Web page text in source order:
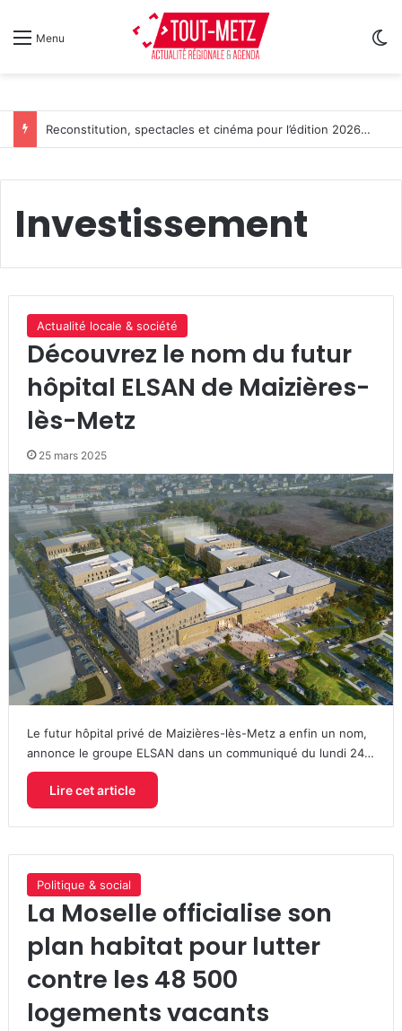
Menu
L’Étape du Graoully : une nouvelle épreuve cycliste débarque à Metz
Investissement
Actualité locale & société
Découvrez le nom du futur
hôpital ELSAN de Maizières-
lès-Metz
25 mars 2025
Le futur hôpital privé de Maizières-lès-Metz a enfin un nom,
annonce le groupe ELSAN dans un communiqué du lundi 24…
Lire cet article
Politique & social
La Moselle officialise son
plan habitat pour lutter
contre les 48 500
logements vacants